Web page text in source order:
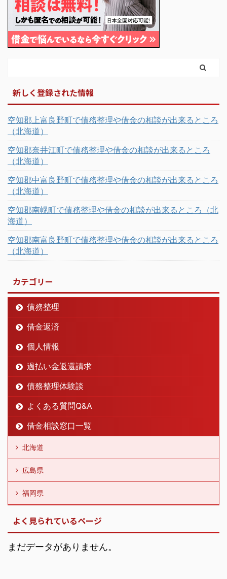
新しく登録された情報
空知郡上富良野町で債務整理や借金の相談が出来るところ
（北海道）
空知郡奈井江町で債務整理や借金の相談が出来るところ
（北海道）
空知郡中富良野町で債務整理や借金の相談が出来るところ
（北海道）
空知郡南幌町で債務整理や借金の相談が出来るところ（北
海道）
空知郡南富良野町で債務整理や借金の相談が出来るところ
（北海道）
カテゴリー
債務整理
借金返済
個人情報
過払い金返還請求
債務整理体験談
よくある質問Q&A
借金相談窓口一覧
北海道
広島県
福岡県
よく見られているページ
まだデータがありません。